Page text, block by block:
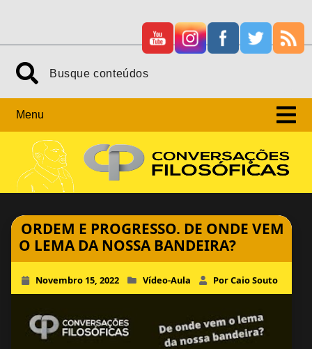
Search
Menu
ORDEM E PROGRESSO. DE ONDE VEM
O LEMA DA NOSSA BANDEIRA?
Novembro 15, 2022 Vídeo-Aula Por Caio Souto